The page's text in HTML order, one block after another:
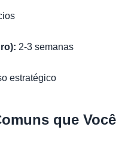
2-3 semanas
estratégico
que Você